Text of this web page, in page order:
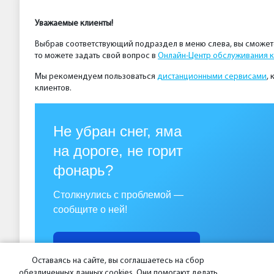
Уважаемые клиенты!
Выбрав соответствующий подраздел в меню слева, вы
то можете задать свой вопрос в Онлайн-Центр обслуживания
Мы рекомендуем пользоваться дистанционными сервисами,
клиентов.
Не убран снег, яма
на дороге, не горит
фонарь?
Столкнулись с проблемой —
сообщите о ней!
Оставаясь на сайте, вы соглашаетесь на сбор